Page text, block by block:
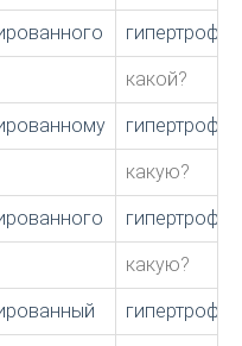
какой?
какую?
какую?